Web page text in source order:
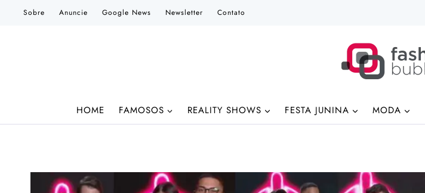
Sobre Anuncie Google News Newsletter Contato
HOME FAMOSOS REALITY SHOWS FESTA JUNINA MODA